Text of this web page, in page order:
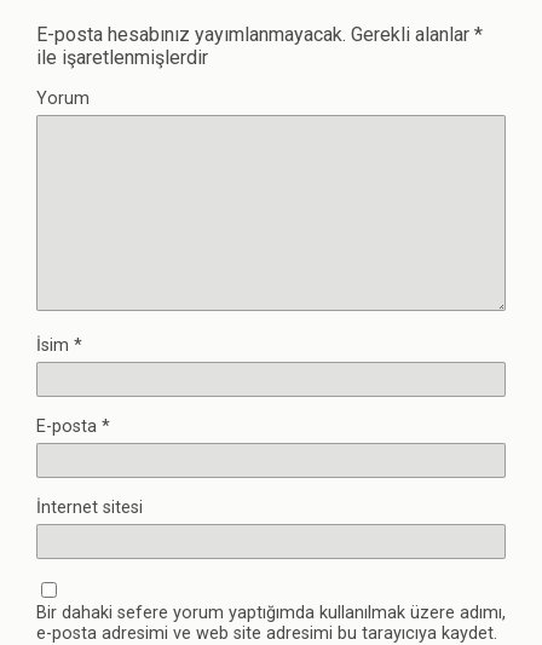
E-posta hesabınız yayımlanmayacak. Gerekli alanlar *
ile işaretlenmişlerdir
Yorum
İsim *
E-posta *
İnternet sitesi
Bir dahaki sefere yorum yaptığımda kullanılmak üzere adımı,
e-posta adresimi ve web site adresimi bu tarayıcıya kaydet.